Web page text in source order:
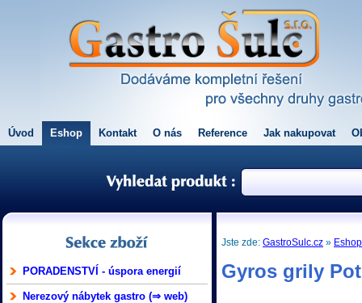
Úvod Eshop Kontakt O nás Reference Jak nakupovat
PORADENSTVÍ - úspora energií
Nerezový nábytek gastro (⇒ web)
Jste zde:GastroSulc.cz » Eshop
Gyros grily